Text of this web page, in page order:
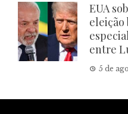
EUA
entre
5 de